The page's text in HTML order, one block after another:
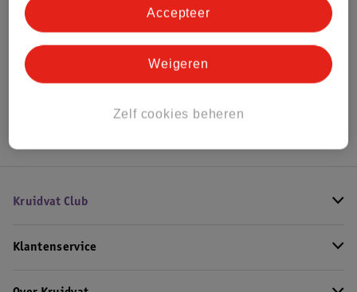
Bekijk ook
Alle Lipstick
Kruidvat Club
Klantenservice
Zelf cookies beheren
Weigeren
Accepteer